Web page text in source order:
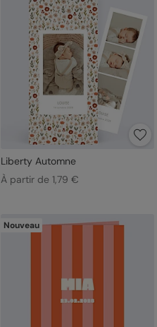
Liberty Automne
À partir de 1,79 €
Nouveau